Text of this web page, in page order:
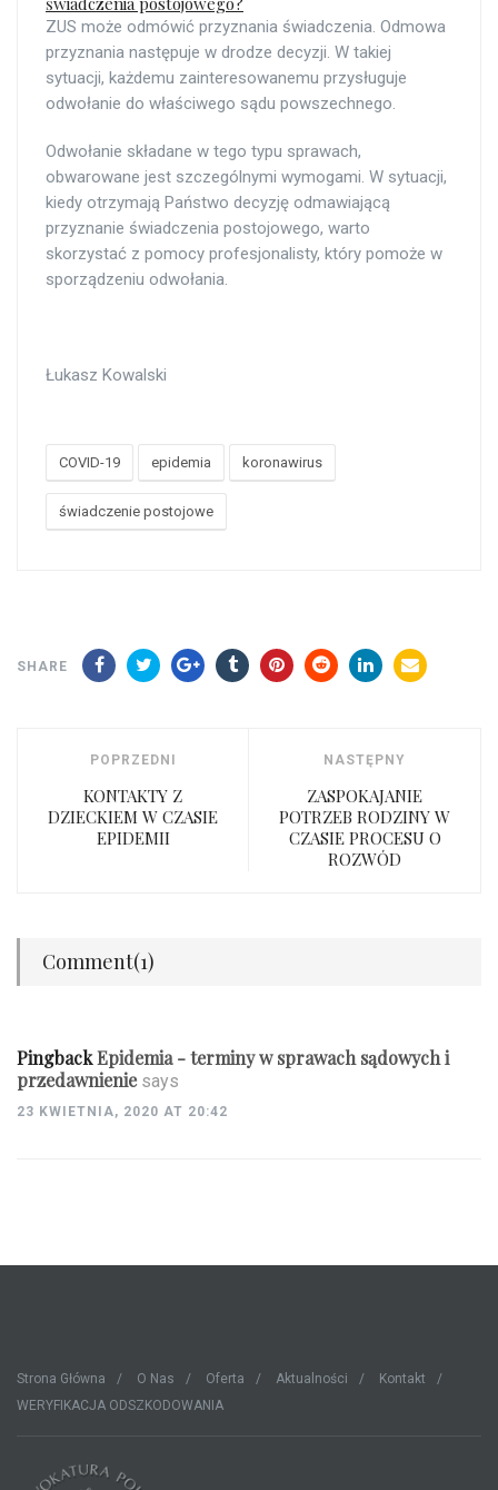
ZUS może odmówić przyznania świadczenia. Odmowa
przyznania następuje w drodze decyzji. W takiej
sytuacji, każdemu zainteresowanemu przysługuje
odwołanie do właściwego sądu powszechnego.
Odwołanie składane w tego typu sprawach,
obwarowane jest szczególnymi wymogami. W sytuacji,
kiedy otrzymają Państwo decyzję odmawiającą
przyznanie świadczenia postojowego, warto
skorzystać z pomocy profesjonalisty, który pomoże w
sporządzeniu odwołania.
Łukasz Kowalski
COVID-19 epidemia koronawirus
świadczenie postojowe
SHARE
POPRZEDNI
KONTAKTY Z
DZIECKIEM W CZASIE
EPIDEMII
NASTĘPNY
ZASPOKAJANIE
POTRZEB RODZINY W
CZASIE PROCESU O
ROZWÓD
Comment(1)
PingbackEpidemia - terminy w sprawach sądowych i
przedawnieniesays
23 KWIETNIA, 2020 AT 20:42
Strona Główna O Nas Oferta Aktualności
Kontakt
WERYFIKACJA ODSZKODOWANIA